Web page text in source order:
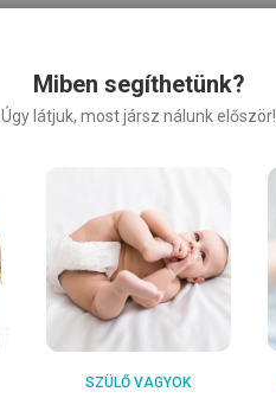
Miben segíthetünk?
Úgy látjuk, most jársz nálunk először!
SZÜLŐ VAGYOK